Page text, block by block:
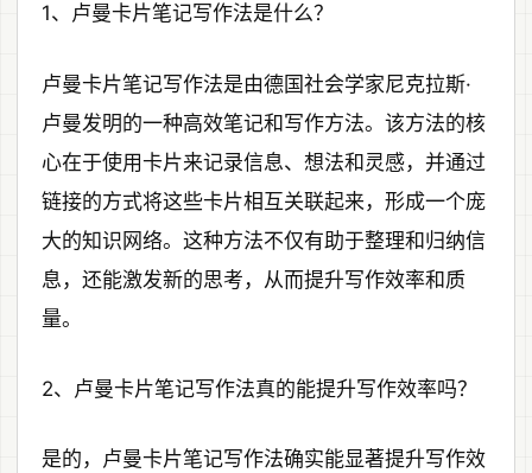
1、卢曼卡片笔记写作法是什么？
卢曼卡片笔记写作法是由德国社会学家尼克拉斯·
卢曼发明的一种高效笔记和写作方法。该方法的核
心在于使用卡片来记录信息、想法和灵感，并通过
链接的方式将这些卡片相互关联起来，形成一个庞
大的知识网络。这种方法不仅有助于整理和归纳信
息，还能激发新的思考，从而提升写作效率和质
量。
2、卢曼卡片笔记写作法真的能提升写作效率吗？
是的，卢曼卡片笔记写作法确实能显著提升写作效